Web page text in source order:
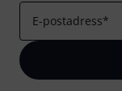
E-postadress*